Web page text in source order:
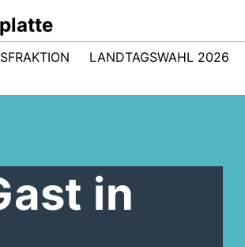
LANDTAGSWAHL 2026
in